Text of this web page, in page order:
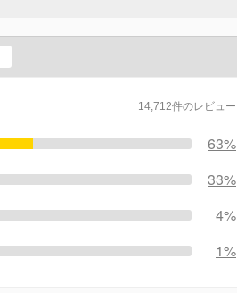
14,712件のレビュー
63%
33%
4%
1%